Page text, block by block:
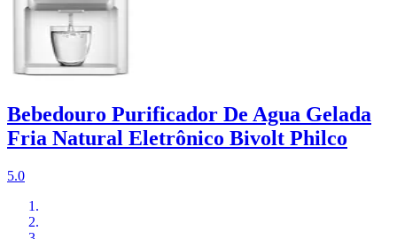
Bebedouro Purificador De Agua Gelada
Fria Natural Eletrônico Bivolt Philco
5.0